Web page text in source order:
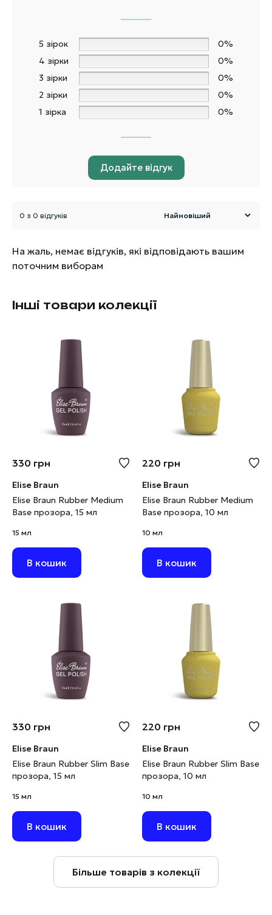
5 зірок
0%
4 зірки
0%
3 зірки
0%
2 зірки
0%
1 зірка
0%
Додайте відгук
0 з 0 відгуків
На жаль, немає відгуків, які відповідають вашим
поточним виборам
Інші товари колекції
330 грн
Elise Braun
Elise Braun Rubber Medium
Base прозора, 15 мл
15 мл
В кошик
220 грн
Elise Braun
Elise Braun Rubber Medium
Base прозора, 10 мл
10 мл
В кошик
330 грн
Elise Braun
Elise Braun Rubber Slim Base
прозора, 15 мл
15 мл
В кошик
220 грн
Elise Braun
Elise Braun Rubber Slim Base
прозора, 10 мл
10 мл
В кошик
Більше товарів з колекції